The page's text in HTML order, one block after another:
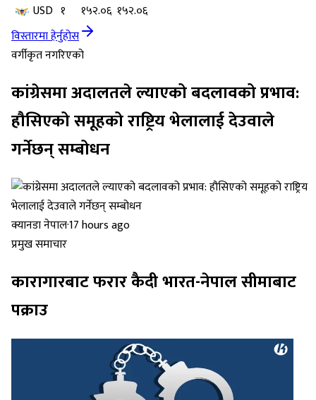
USD १ १५२.०६ १५२.०६
विस्तारमा हेर्नुहोस
वर्गीकृत नगरिएको
कांग्रेसमा अदालतले ल्याएको बदलावको प्रभाव:
हौसिएको समूहको राष्ट्रिय भेलालाई देउवाले
गर्नेछन् सम्बोधन
क्यानडा नेपाल·17 hours ago
प्रमुख समाचार
कारागारबाट फरार कैदी भारत-नेपाल सीमाबाट
पक्राउ